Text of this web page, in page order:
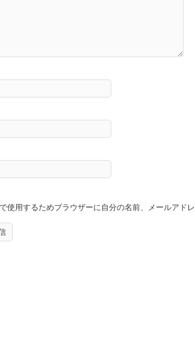
使用するためブラウザーに自分の名前、メールアドレ